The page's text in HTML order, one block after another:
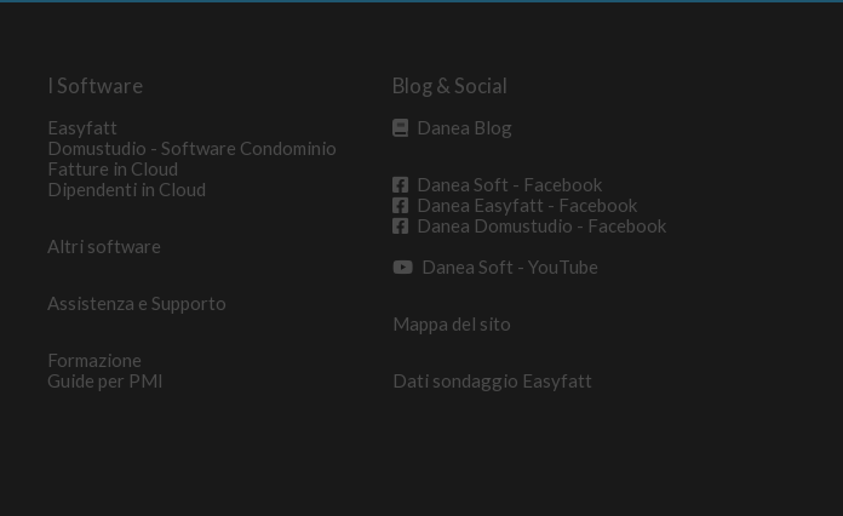
I Software
Easyfatt
Domustudio - Software Condominio
Fatture in Cloud
Dipendenti in Cloud
Altri software
Assistenza e Supporto
Formazione
Guide per PMI
Blog & Social
Danea Blog
Danea Soft - Facebook
Danea Easyfatt - Facebook
Danea Domustudio - Facebook
Danea Soft - YouTube
Mappa del sito
Dati sondaggio Easyfatt